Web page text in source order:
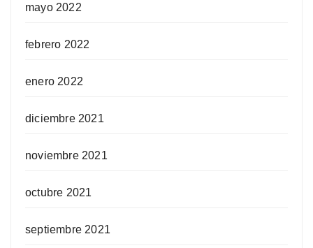
mayo 2022
febrero 2022
enero 2022
diciembre 2021
noviembre 2021
octubre 2021
septiembre 2021